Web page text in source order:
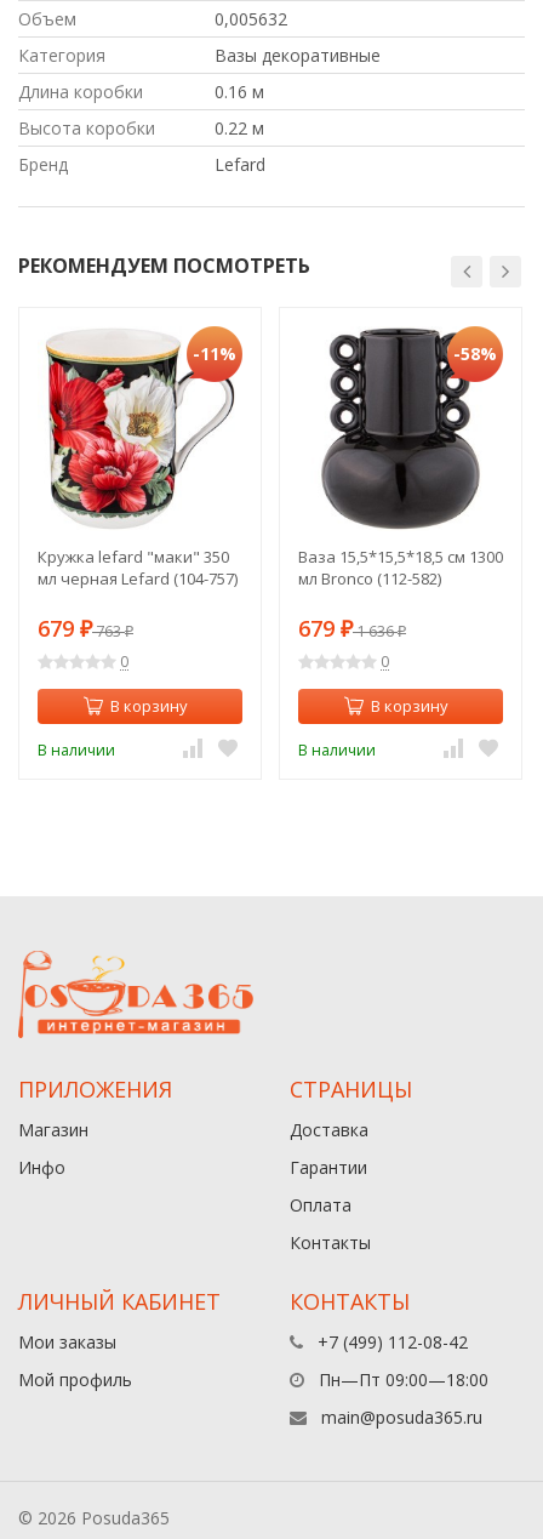
Объем
0,005632
Категория
Вазы декоративные
Длина коробки
0.16 м
Высота коробки
0.22 м
Бренд
Lefard
РЕКОМЕНДУЕМ ПОСМОТРЕТЬ
-11%
Кружка lefard "маки" 350
мл черная Lefard (104-757)
679 ₽763₽
0
В корзину
В наличии
-58%
Ваза 15,5*15,5*18,5 см 1300
мл Bronco (112-582)
679 ₽1 636₽
0
В корзину
В наличии
ПРИЛОЖЕНИЯ
Магазин
Инфо
СТРАНИЦЫ
Доставка
Гарантии
Оплата
Контакты
ЛИЧНЫЙ КАБИНЕТ
Мои заказы
Мой профиль
КОНТАКТЫ
+7 (499) 112-08-42
Пн—Пт 09:00—18:00
main@posuda365.ru
© 2026 Posuda365